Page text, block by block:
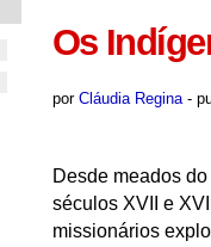
Os
por Cláudia Regina -
Desde meados
séculos XVII e
missionários